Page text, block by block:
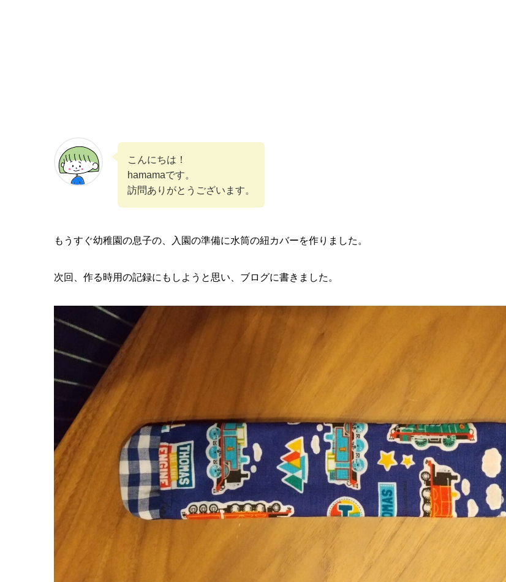
こんにちは！
hamamaです。
訪問ありがとうございます。
もうすぐ幼稚園の息子の、入園の準備に水筒の紐カバーを作りました。
次回、作る時用の記録にもしようと思い、ブログに書きました。